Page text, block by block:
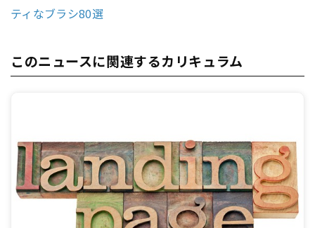
ティなブラシ80選
このニュースに関連するカリキュラム